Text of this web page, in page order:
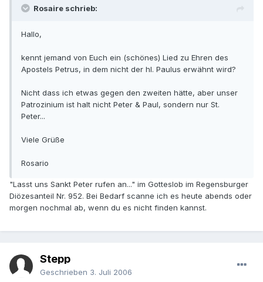
Rosaire schrieb:
Hallo,
kennt jemand von Euch ein (schönes) Lied zu Ehren des
Apostels Petrus, in dem nicht der hl. Paulus erwähnt wird?
Nicht dass ich etwas gegen den zweiten hätte, aber unser
Patrozinium ist halt nicht Peter & Paul, sondern nur St.
Peter...
Viele Grüße
Rosario
"Lasst uns Sankt Peter rufen an..." im Gotteslob im Regensburger
Diözesanteil Nr. 952. Bei Bedarf scanne ich es heute abends oder
morgen nochmal ab, wenn du es nicht finden kannst.
Stepp
Geschrieben 3. Juli 2006